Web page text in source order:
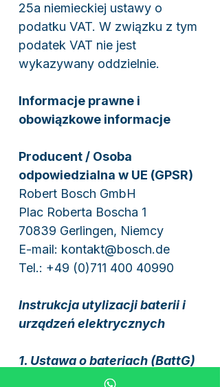
25a niemieckiej ustawy o
podatku VAT. W związku z tym
podatek VAT nie jest
wykazywany oddzielnie.
Informacje prawne i
obowiązkowe informacje
Producent / Osoba
odpowiedzialna w UE (GPSR)
Robert Bosch GmbH
Plac Roberta Boscha 1
70839 Gerlingen, Niemcy
E-mail: kontakt@bosch.de
Tel.: +49 (0)711 400 40990
Instrukcja utylizacji baterii i
urządzeń elektrycznych
1. Ustawa o bateriach (BattG)
Jesteś prawnie zobowiązany